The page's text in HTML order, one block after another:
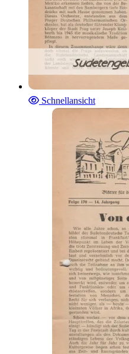
Schnellansicht